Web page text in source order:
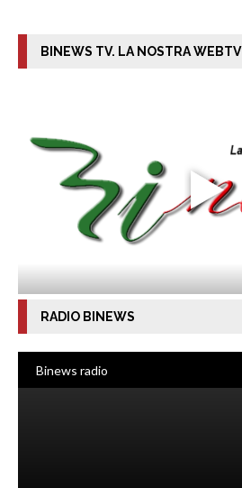
BINEWS TV. LA NOSTRA WEBTV
RADIO BINEWS